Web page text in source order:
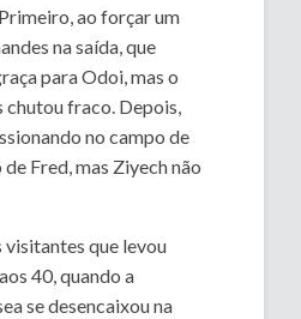
ao forçar um
na saída, que
para Odoi, mas o
chutou fraco. Depois,
no campo de
Fred, mas Ziyech não
visitantes que levou
40, quando a
se desencaixou na